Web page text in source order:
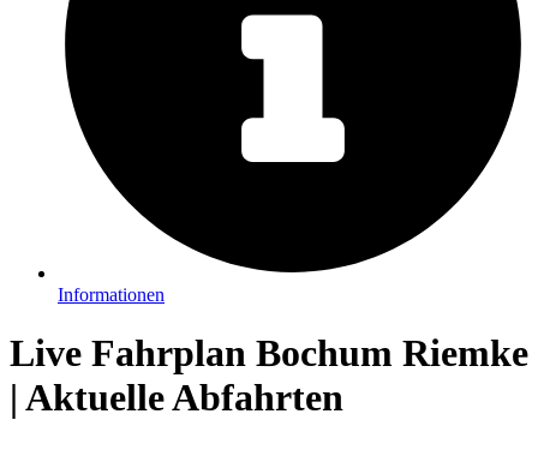
Informationen
Live Fahrplan Bochum Riemke
| Aktuelle Abfahrten